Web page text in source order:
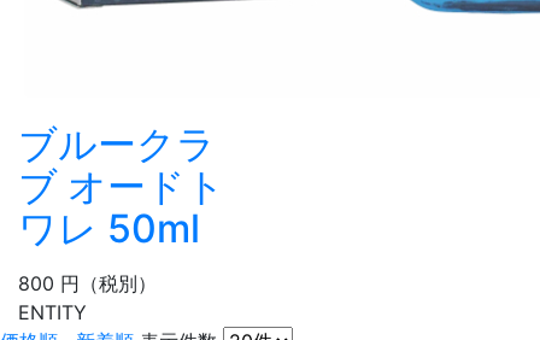
ブルークラ
ブ オードト
ワレ 50ml
800 円 （税別）
ENTITY